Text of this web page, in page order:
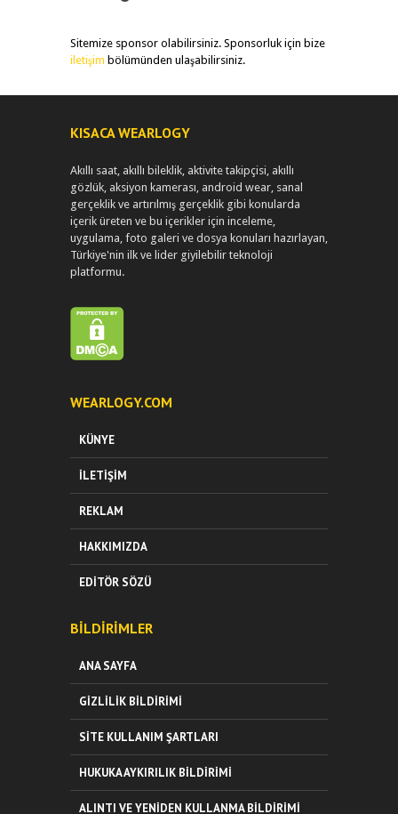
Sitemize sponsor olabilirsiniz. Sponsorluk için bize
iletişim bölümünden ulaşabilirsiniz.
KISACA WEARLOGY
Akıllı saat, akıllı bileklik, aktivite takipçisi, akıllı
gözlük, aksiyon kamerası, android wear, sanal
gerçeklik ve artırılmış gerçeklik gibi konularda
içerik üreten ve bu içerikler için inceleme,
uygulama, foto galeri ve dosya konuları hazırlayan,
Türkiye'nin ilk ve lider giyilebilir teknoloji
platformu.
WEARLOGY.COM
KÜNYE
İLETIŞIM
REKLAM
HAKKIMIZDA
EDITÖR SÖZÜ
BILDIRIMLER
ANA SAYFA
GIZLILIK BILDIRIMI
SITE KULLANIM ŞARTLARI
HUKUKA AYKIRILIK BILDIRIMI
ALINTI VE YENIDEN KULLANMA BILDIRIMI